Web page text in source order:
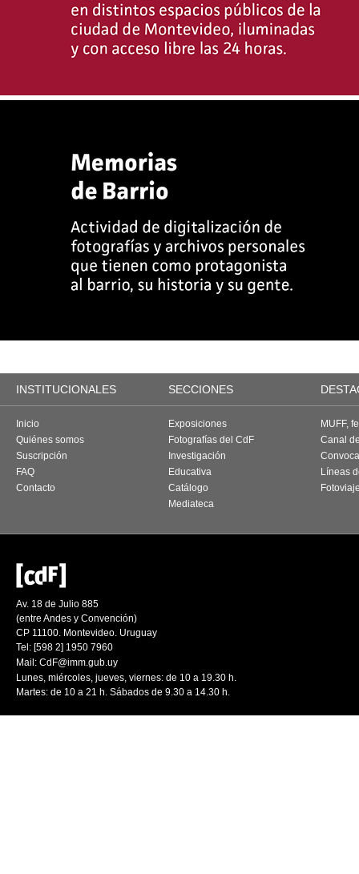
INSTITUCIONALES SECCIONES
Inicio
Quiénes somos
Suscripción
FAQ
Contacto
Exposiciones
Fotografías del CdF
Investigación
Educativa
Catálogo
Mediateca
MUFF,
Canal
Líneas
Av. 18 de Julio 885
(entre Andes y Convención)
CP 11100. Montevideo. Uruguay
Tel: [598 2] 1950 7960
Mail: CdF@imm.gub.uy
Lunes, miércoles, jueves, viernes: de 10 a 19.30 h.
Martes: de 10 a 21 h. Sábados de 9.30 a 14.30 h.